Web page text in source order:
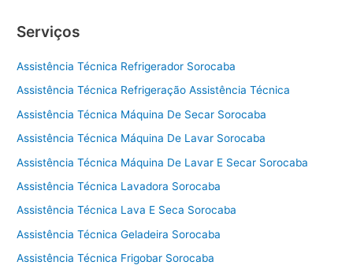
t
n
c
a
t
n
i
a
l
Serviços
Assistência Técnica Refrigerador Sorocaba
Assistência Técnica Refrigeração Assistência Técnica
Assistência Técnica Máquina De Secar Sorocaba
Assistência Técnica Máquina De Lavar Sorocaba
Assistência Técnica Máquina De Lavar E Secar Sorocaba
Assistência Técnica Lavadora Sorocaba
Assistência Técnica Lava E Seca Sorocaba
Assistência Técnica Geladeira Sorocaba
Assistência Técnica Frigobar Sorocaba